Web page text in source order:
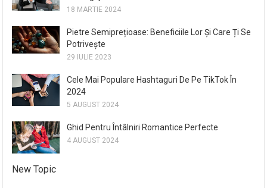
18 MARTIE 2024
Pietre Semiprețioase: Beneficiile Lor Și Care Ți Se
Potrivește
29 IULIE 2023
Cele Mai Populare Hashtaguri De Pe TikTok În
2024
5 AUGUST 2024
Ghid Pentru Întâlniri Romantice Perfecte
4 AUGUST 2024
New Topic